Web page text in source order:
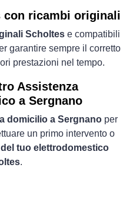
con ricambi originali
Scholtese compatibili
garantire sempre il corretto
prestazioni nel tempo.
Assistenza
a Sergnano
a domicilio a Sergnanoper
un primo intervento o
tuo elettrodomestico
.